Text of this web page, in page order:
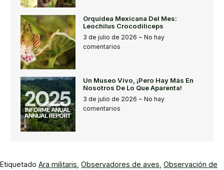
Orquídea Mexicana Del Mes:
Leochilus Crocodiliceps
3 de julio de 2026
No hay
comentarios
Un Museo Vivo, ¡pero Hay Más En
Nosotros De Lo Que Aparenta!
3 de julio de 2026
No hay
comentarios
Etiquetado Ara militaris, Observadores de aves, Observación de